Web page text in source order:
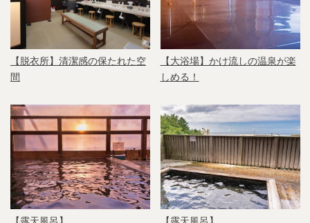
【脱衣所】清潔感の保たれた空
間
【大浴場】かけ流しの温泉が楽
しめる！
【露天風呂】